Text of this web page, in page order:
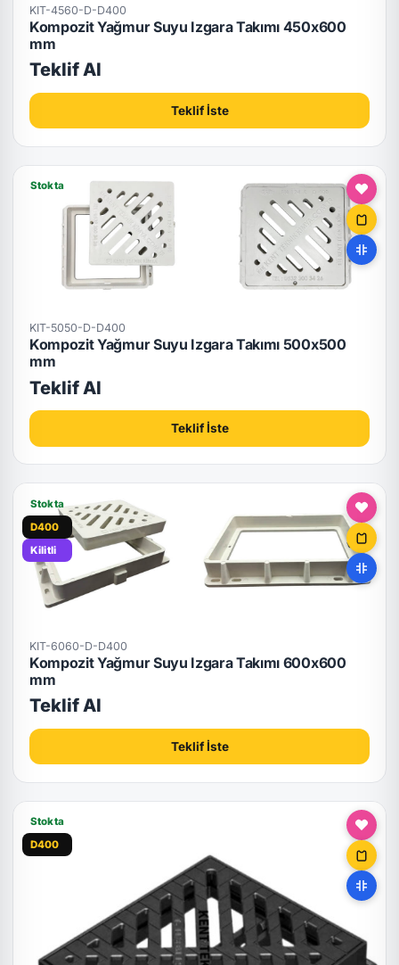
KIT-4560-D-D400
Kompozit Yağmur Suyu Izgara Takımı 450x600
mm
Teklif Al
Teklif İste
Stokta
KIT-5050-D-D400
Kompozit Yağmur Suyu Izgara Takımı 500x500
mm
Teklif Al
Teklif İste
Stokta
D400
Kilitli
KIT-6060-D-D400
Kompozit Yağmur Suyu Izgara Takımı 600x600
mm
Teklif Al
Teklif İste
Stokta
D400